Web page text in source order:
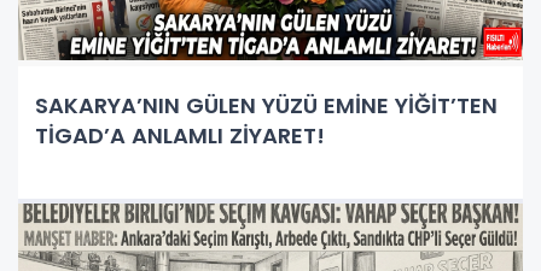
SAKARYA’NIN GÜLEN YÜZÜ EMİNE YİĞİT’TEN
TİGAD’A ANLAMLI ZİYARET!